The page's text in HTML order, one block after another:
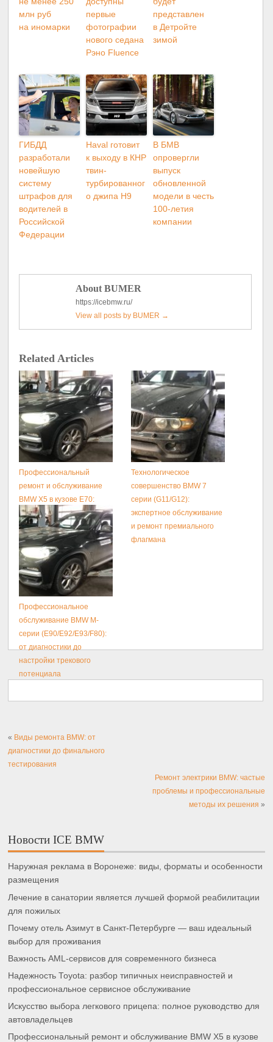
млн руб
на иномарки
первые
фотографии
нового седана
Рэно Fluence
представлен
в Детройте
зимой
ГИБДД
разработали
новейшую
систему
штрафов для
водителей в
Российской
Федерации
Haval готовит
к выходу в КНР
твин-
турбированног
о джипа H9
В БМВ
опровергли
выпуск
обновленной
модели в честь
100-летия
компании
About BUMER
https://icebmw.ru/
View all posts by BUMER →
Related Articles
Профессиональный
ремонт и обслуживание
BMW X5 в кузове E70:
секреты долголетия
легендарного кроссовера
Технологическое
совершенство BMW 7
серии (G11/G12):
экспертное обслуживание
и ремонт премиального
флагмана
Профессиональное
обслуживание BMW M-
серии (E90/E92/E93/F80):
от диагностики до
настройки трекового
потенциала
« Виды ремонта BMW: от
диагностики до финального
тестирования
Ремонт электрики BMW: частые
проблемы и профессиональные
методы их решения »
Новости ICE BMW
Наружная реклама в Воронеже: виды, форматы и особенности
размещения
Лечение в санатории является лучшей формой реабилитации
для пожилых
Почему отель Азимут в Санкт-Петербурге — ваш идеальный
выбор для проживания
Важность AML-сервисов для современного бизнеса
Надежность Toyota: разбор типичных неисправностей и
профессиональное сервисное обслуживание
Искусство выбора легкового прицепа: полное руководство для
автовладельцев
Профессиональный ремонт и обслуживание BMW X5 в кузове